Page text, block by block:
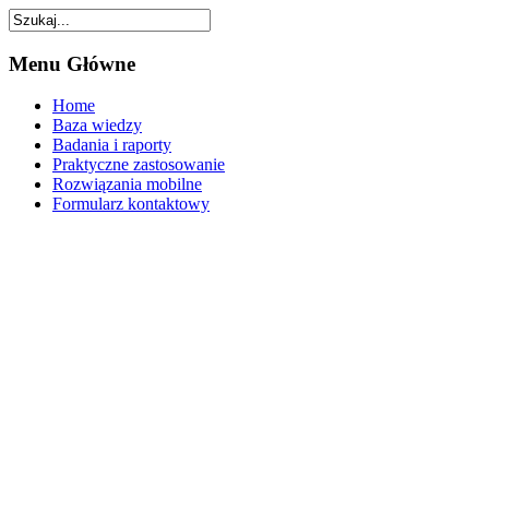
Menu Główne
Home
Baza wiedzy
Badania i raporty
Praktyczne zastosowanie
Rozwiązania mobilne
Formularz kontaktowy